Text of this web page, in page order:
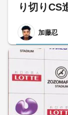
り切りCS
加藤忍